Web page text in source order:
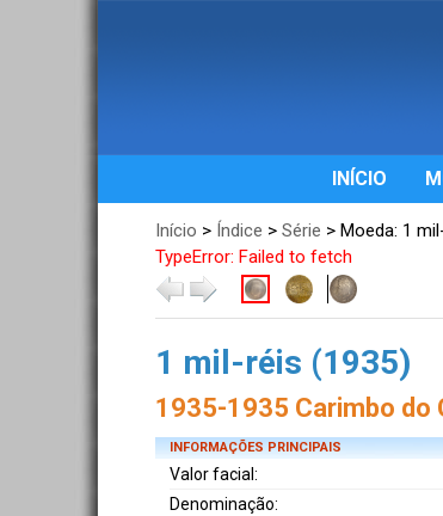
INÍCIO
Início > Índice > Série > Moeda: 1
TypeError: Failed to fetch
1 mil-réis (1935)
1935-1935 Carimbo do
INFORMAÇÕES PRINCIPAIS
Valor facial:
Denominação: